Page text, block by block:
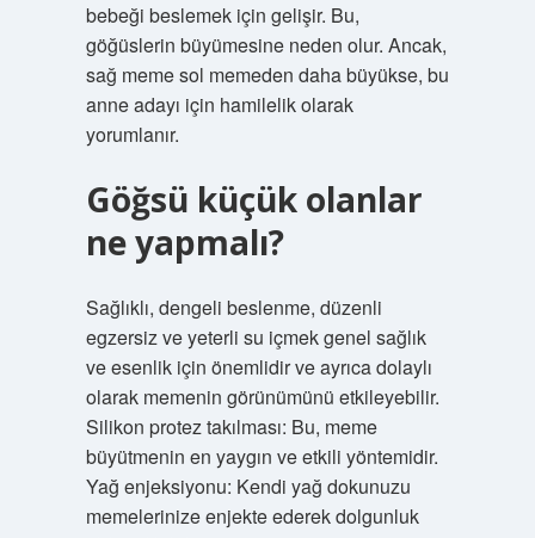
bebeği beslemek için gelişir. Bu,
göğüslerin büyümesine neden olur. Ancak,
sağ meme sol memeden daha büyükse, bu
anne adayı için hamilelik olarak
yorumlanır.
Göğsü küçük olanlar
ne yapmalı?
Sağlıklı, dengeli beslenme, düzenli
egzersiz ve yeterli su içmek genel sağlık
ve esenlik için önemlidir ve ayrıca dolaylı
olarak memenin görünümünü etkileyebilir.
Silikon protez takılması: Bu, meme
büyütmenin en yaygın ve etkili yöntemidir.
Yağ enjeksiyonu: Kendi yağ dokunuzu
memelerinize enjekte ederek dolgunluk